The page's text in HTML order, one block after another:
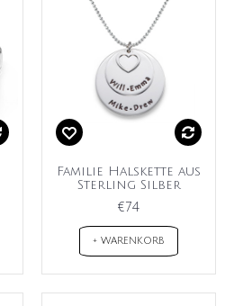
Familie Halskette aus
Sterling Silber
€74
+ WARENKORB